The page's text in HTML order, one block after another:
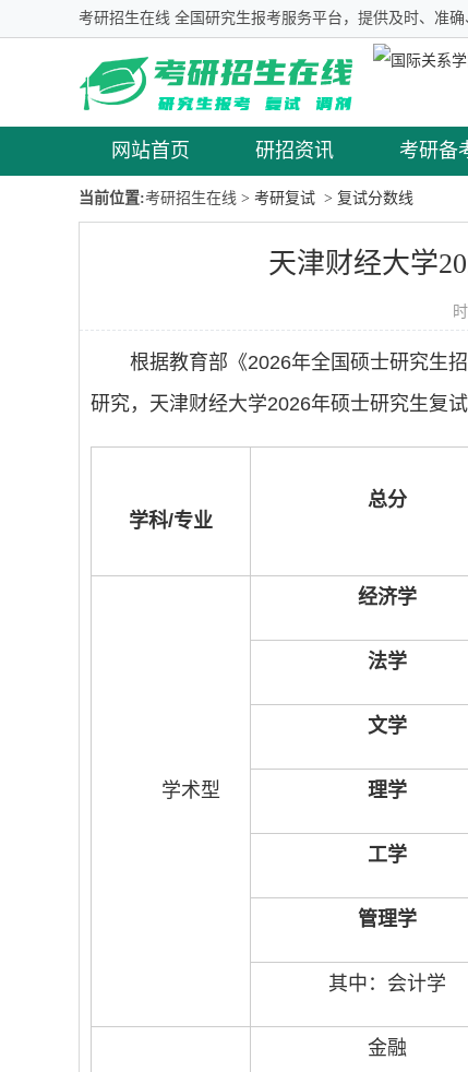
考研招生在线 全国研究生报考服务平台，提供及时、准
网站首页 研招资讯 考研备
当前位置:考研招生在线 > 考研复试 > 复试分数线
天津财经大学
根据教育部《2026年全国硕士研究生
研究，天津财经大学2026年硕士研究生复
学科/专业
总分
学术型
经济学
法学
文学
理学
工学
管理学
其中：会计学
金融